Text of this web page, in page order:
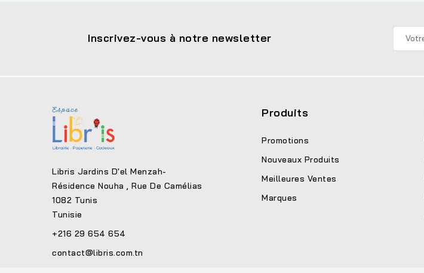
Inscrivez-vous à notre newsletter
Libris Jardins D'el Menzah-
Résidence Nouha , Rue De Camélias
1082 Tunis
Tunisie
+216 29 654 654
contact@libris.com.tn
Produits
Promotions
Nouveaux Produits
Meilleures Ventes
Marques